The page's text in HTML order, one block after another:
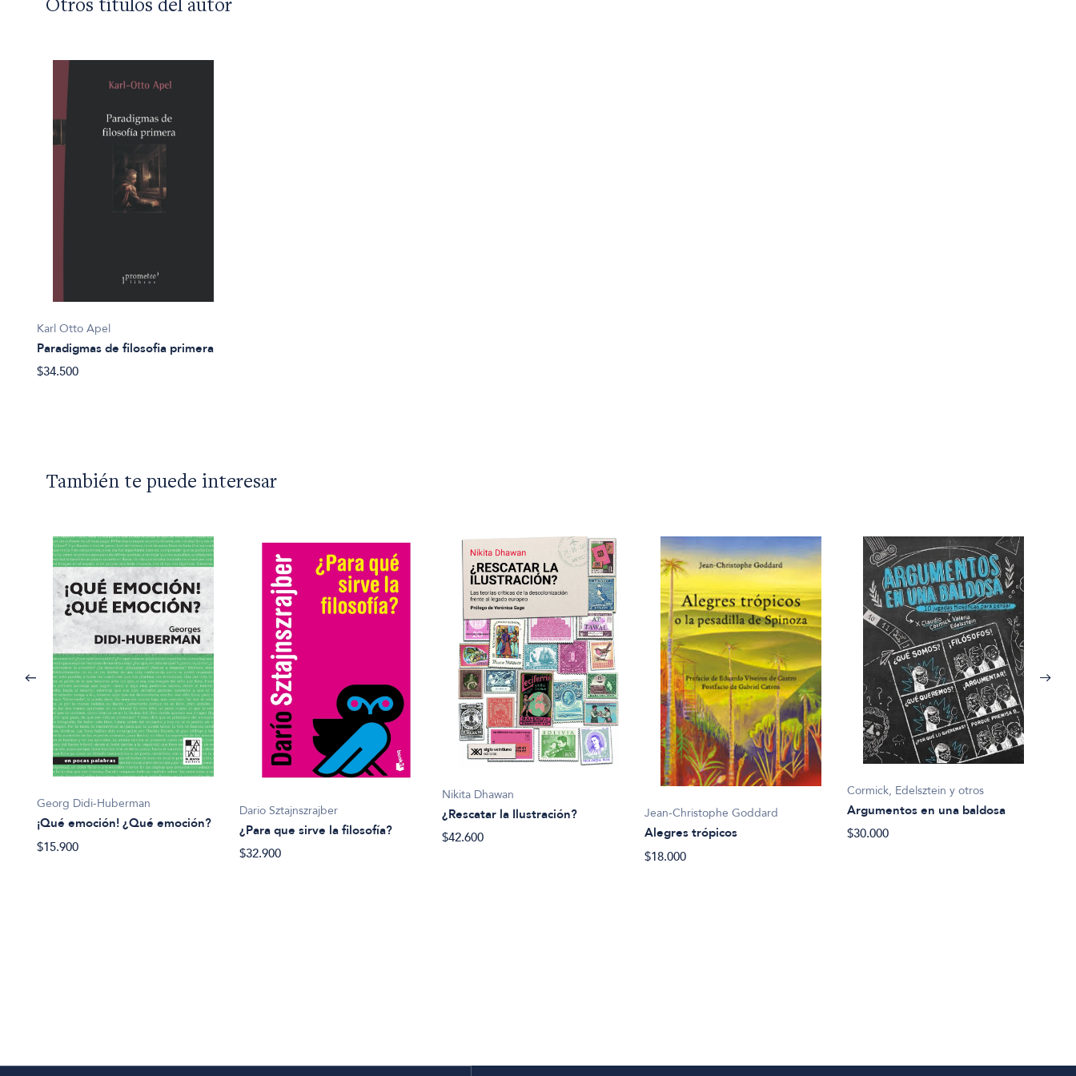
Otros títulos del autor
Karl Otto Apel
Paradigmas de filosofia primera
$34.500
También te puede interesar
Georg Didi-Huberman
¡Qué emoción! ¿Qué emoción?
$15.900
Dario Sztajnszrajber
¿Para que sirve la filosofía?
$32.900
Nikita Dhawan
¿Rescatar la Ilustración?
$42.600
Jean-Christophe Goddard
Alegres trópicos
$18.000
Cormick, Edelsztein y otros
Argumentos en una baldosa
$30.000